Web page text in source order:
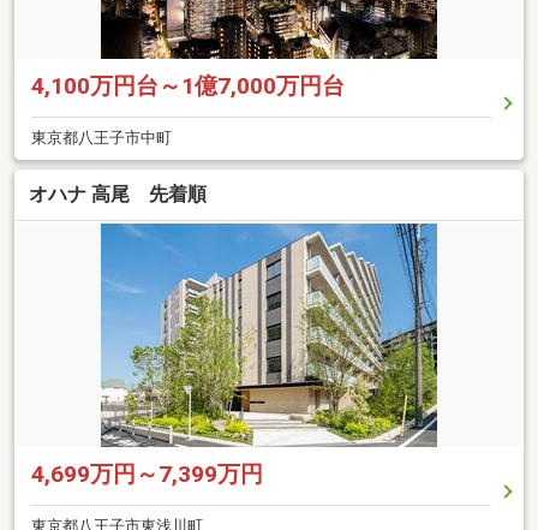
4,100万円台～1億7,000万円台
東京都八王子市中町
オハナ 高尾 先着順
4,699万円～7,399万円
東京都八王子市東浅川町